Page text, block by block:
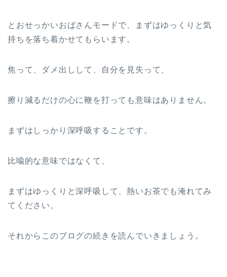
とおせっかいおばさんモードで、まずはゆっくりと気
持ちを落ち着かせてもらいます。
焦って、ダメ出しして、自分を見失って、
擦り減るだけの心に鞭を打っても意味はありません。
まずはしっかり深呼吸することです。
比喩的な意味ではなくて、
まずはゆっくりと深呼吸して、熱いお茶でも淹れてみ
てください。
それからこのブログの続きを読んでいきましょう。